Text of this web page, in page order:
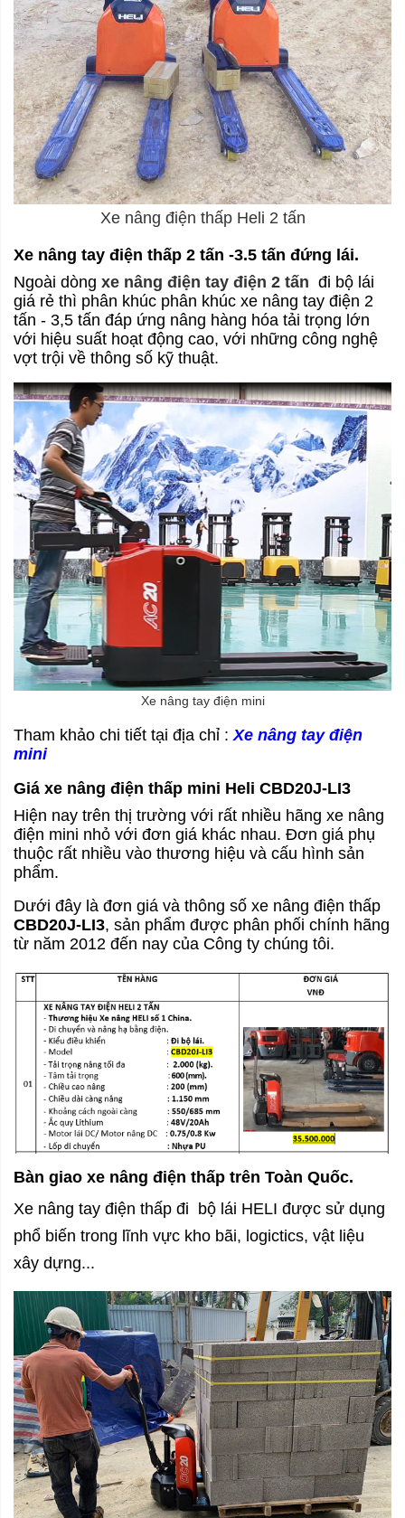
Xe nâng điện thấp Heli 2 tấn
Xe nâng tay điện thấp 2 tấn -3.5 tấn đứng lái.
Ngoài dòng xe nâng điện tay điện 2 tấn đi bộ lái
giá rẻ thì phân khúc phân khúc xe nâng tay điện 2
tấn - 3,5 tấn đáp ứng nâng hàng hóa tải trọng lớn
với hiệu suất hoạt động cao, với những công nghệ
vợt trội về thông số kỹ thuật.
Xe nâng tay điện mini
Tham khảo chi tiết tại địa chỉ : Xe nâng tay điện
mini
Giá xe nâng điện thấp mini Heli CBD20J-LI3
Hiện nay trên thị trường với rất nhiều hãng xe nâng
điện mini nhỏ với đơn giá khác nhau. Đơn giá phụ
thuộc rất nhiều vào thương hiệu và cấu hình sản
phẩm.
Dưới đây là đơn giá và thông số xe nâng điện thấp
CBD20J-LI3, sản phẩm được phân phối chính hãng
từ năm 2012 đến nay của Công ty chúng tôi.
Bàn giao xe nâng điện thấp trên Toàn Quốc.
Xe nâng tay điện thấp đi bộ lái HELI được sử dụng
phổ biến trong lĩnh vực kho bãi, logictics, vật liệu
xây dựng...